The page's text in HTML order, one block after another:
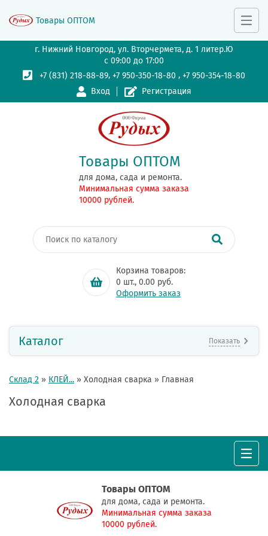
г. Нижний Новгород, ул. Вторчермета, д. 1 литер.Ю
с 09:00 до 17:00
+7 (831) 218-88-89,+7 950-350-18-80 ,+7 950-354-18-80
Вход
Регистрация
Товары ОПТОМ
для дома, сада и ремонта.
Минимальная сумма заказа
10000 рублей.
Корзина товаров:
0 шт., 0.00 руб.
Оформить заказ
Товары ОПТОМ
Каталог Показать
Склад 2 » КЛЕЙ... » Холодная сварка » Главная
Холодная сварка
Товары ОПТОМ
для дома, сада и ремонта.
Минимальная сумма заказа
10000 рублей.